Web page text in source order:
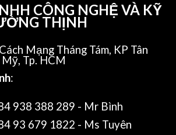
CÔNG NGHỆ VÀ KỸ
THỊNH
Mạng Tháng Tám, KP Tân
Mỹ, Tp. HCM
:
938 388 289 - Mr Bình
93 679 1822 - Ms Tuyên